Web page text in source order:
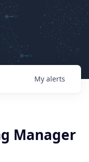
My alerts
Manager